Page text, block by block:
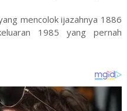
mencolok ijazahnya 1886
1985 yang pernah